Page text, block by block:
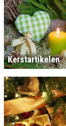
Kerstartikelen